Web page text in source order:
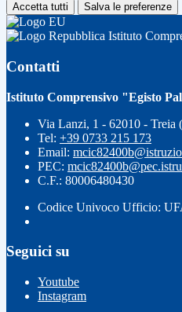
Accetta tutti Salva le preferenze
Istituto
Contatti
Istituto Comprensivo "Egisto
Via Lanzi, 1 - 62010 - Treia
Tel: +39 0733 215 173
Email:
PEC:
C.F.: 80006480430
Codice Univoco Ufficio:
Seguici su
Youtube
Instagram